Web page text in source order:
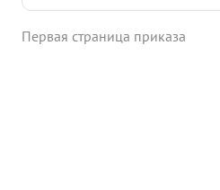
настойчиво проводя их в
Первая страница приказа